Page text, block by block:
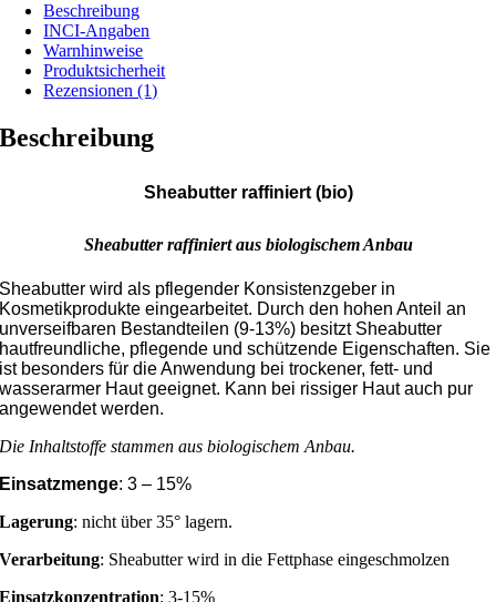
Beschreibung
INCI-Angaben
Warnhinweise
Produktsicherheit
Rezensionen (1)
Beschreibung
Sheabutter raffiniert (bio)
Sheabutter raffiniert aus biologischem Anbau
Sheabutter wird als pflegender Konsistenzgeber in
Kosmetikprodukte eingearbeitet. Durch den hohen Anteil an
unverseifbaren Bestandteilen (9-13%) besitzt Sheabutter
hautfreundliche, pflegende und schützende Eigenschaften. Sie
ist besonders für die Anwendung bei trockener, fett- und
wasserarmer Haut geeignet. Kann bei rissiger Haut auch pur
angewendet werden.
Die Inhaltstoffe stammen aus biologischem Anbau.
Einsatzmenge: 3 – 15%
Lagerung: nicht über 35° lagern.
Verarbeitung: Sheabutter wird in die Fettphase eingeschmolzen
Einsatzkonzentration: 3-15%